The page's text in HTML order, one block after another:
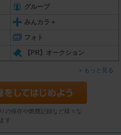
グループ
みんカラ＋
フォト
【PR】オークション
もっと見る
の保存や燃費記録など様々な
す